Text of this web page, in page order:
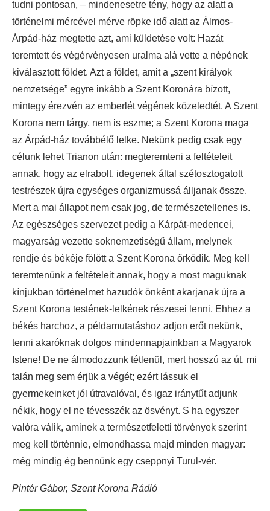
tudni pontosan, – mindenesetre tény, hogy az alatt a
történelmi mércével mérve röpke idő alatt az Álmos-
Árpád-ház megtette azt, ami küldetése volt: Hazát
teremtett és végérvényesen uralma alá vette a népének
kiválasztott földet. Azt a földet, amit a „szent királyok
nemzetsége” egyre inkább a Szent Koronára bízott,
mintegy érezvén az emberlét végének közeledtét. A Szent
Korona nem tárgy, nem is eszme; a Szent Korona maga
az Árpád-ház továbbélő lelke. Nekünk pedig csak egy
célunk lehet Trianon után: megteremteni a feltételeit
annak, hogy az elrabolt, idegenek által szétosztogatott
testrészek újra egységes organizmussá álljanak össze.
Mert a mai állapot nem csak jog, de természetellenes is.
Az egészséges szervezet pedig a Kárpát-medencei,
magyarság vezette soknemzetiségű állam, melynek
rendje és békéje fölött a Szent Korona őrködik. Meg kell
teremtenünk a feltételeit annak, hogy a most maguknak
kínjukban történelmet hazudók önként akarjanak újra a
Szent Korona testének-lelkének részesei lenni. Ehhez a
békés harchoz, a példamutatáshoz adjon erőt nekünk,
tenni akaróknak dolgos mindennapjainkban a Magyarok
Istene! De ne álmodozzunk tétlenül, mert hosszú az út, mi
talán meg sem érjük a végét; ezért lássuk el
gyermekeinket jól útravalóval, és igaz iránytűt adjunk
nékik, hogy el ne tévesszék az ösvényt. S ha egyszer
valóra válik, aminek a természetfeletti törvények szerint
meg kell történnie, elmondhassa majd minden magyar:
még mindig ég bennünk egy cseppnyi Turul-vér.
Pintér Gábor, Szent Korona Rádió